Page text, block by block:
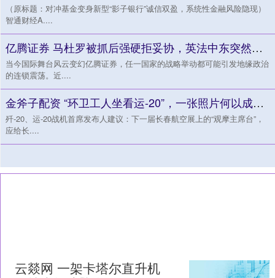
（原标题：对冲基金变身新型“影子银行”诚信双盈，系统性金融风险隐现）
智通财经A....
亿腾证券 马杜罗被抓后强硬拒妥协，英法中东突然不宣而战，美俄乌集体缄默
当今国际舞台风云变幻亿腾证券，任一国家的战略举动都可能引发地缘政治
的连锁震荡。近....
金斧子配资 “环卫工人坐看运-20”，一张照片何以成为全国城市治理座谈会热议话题
歼-20、运-20战机首席发布人建议：下一届长春航空展上的“观摩主席台”，
应给长....
云燚网 一架卡塔尔直升机